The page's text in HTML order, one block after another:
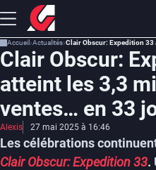
Accueil Actualités Clair Obscur: Expedition
Clair Obscur:
atteint les 3,3
ventes… en 33
Alexis 27 mai 2025 à 16:46
Les célébrations
Clair Obscur: Expedition 33.